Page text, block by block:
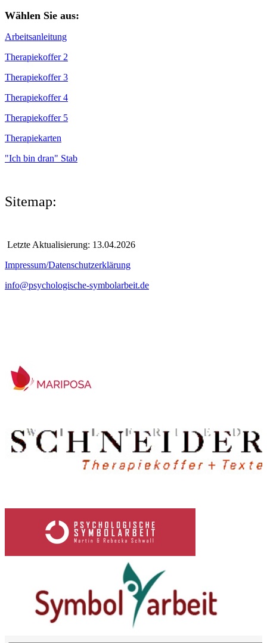
Wählen Sie aus:
Arbeitsanleitung
Therapiekoffer 2
Therapiekoffer 3
Therapiekoffer 4
Therapiekoffer 5
Therapiekarten
"Ich bin dran" Stab
Sitemap:
Letzte Aktualisierung: 13.04.2026
Impressum/Datenschutzerklärung
info@psychologische-symbolarbeit.de